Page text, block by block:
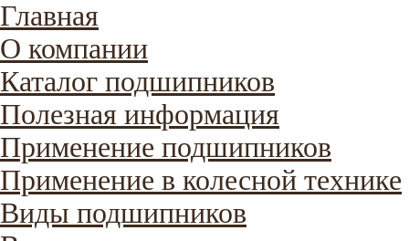
Главная
О компании
Каталог подшипников
Полезная информация
Применение подшипников
Применение в колесной технике
Виды подшипников